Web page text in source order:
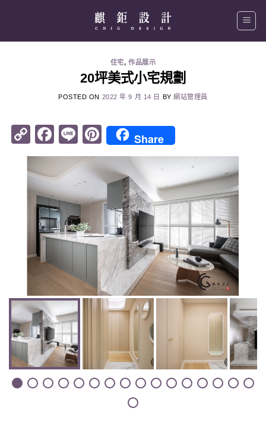
住宅, 作品展示
20坪美式小宅規劃
POSTED ON 2022 年 9 月 14 日 BY網站管理員
Copy
Link
Facebook
LinePinterest
Share